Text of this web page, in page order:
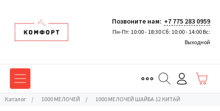
Позвоните нам: +7 775 283 0959
Пн-Пт: 10:00 - 18:30 Сб: 10:00 - 14:00 Вс:
Выходной
Каталог / 1000 МЕЛОЧЕЙ / 1000 МЕЛОЧЕЙ ШАЙБА 12 КИТАЙ